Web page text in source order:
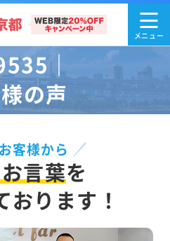
｜
の声
客様から
言葉を
おります！